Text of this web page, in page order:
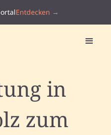
Entdecken →
in
zum